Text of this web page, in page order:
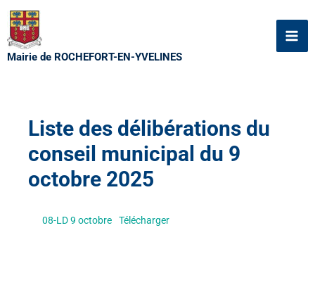
Aller
au
contenu
Mairie de ROCHEFORT-EN-YVELINES
Liste des délibérations du
conseil municipal du 9
octobre 2025
08-LD 9 octobre Télécharger